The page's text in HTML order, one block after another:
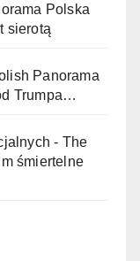
Polska
sierotą
Panorama
Trumpa…
- The
śmiertelne